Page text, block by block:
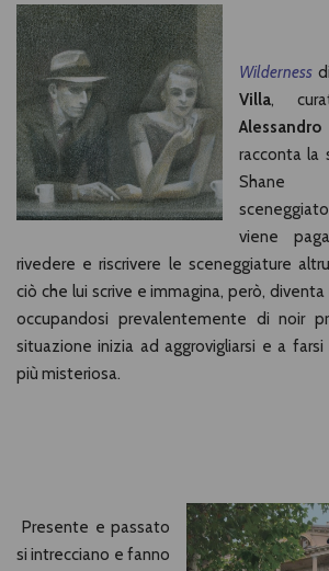
Wilderness di
Villa,
Alessandro
racconta la
viene
rivedere e riscrivere le sceneggiature
ciò che lui scrive e immagina, però,
occupandosi prevalentemente di noir
situazione inizia ad aggrovigliarsi e a farsi
più misteriosa.
Presente e passato
si intrecciano e fanno